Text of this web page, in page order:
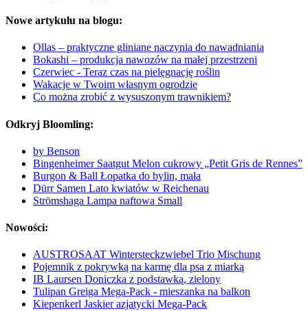
Nowe artykułu na blogu:
Ollas – praktyczne gliniane naczynia do nawadniania
Bokashi – produkcja nawozów na małej przestrzeni
Czerwiec - Teraz czas na pielęgnację roślin
Wakacje w Twoim własnym ogrodzie
Co można zrobić z wysuszonym trawnikiem?
Odkryj Bloomling:
by Benson
Bingenheimer Saatgut Melon cukrowy „Petit Gris de Rennes”
Burgon & Ball Łopatka do bylin, mała
Dürr Samen Lato kwiatów w Reichenau
Strömshaga Lampa naftowa Small
Nowości:
AUSTROSAAT Wintersteckzwiebel Trio Mischung
Pojemnik z pokrywką na karmę dla psa z miarką
IB Laursen Doniczka z podstawką, zielony
Tulipan Greiga Mega-Pack - mieszanka na balkon
Kiepenkerl Jaskier azjatycki Mega-Pack